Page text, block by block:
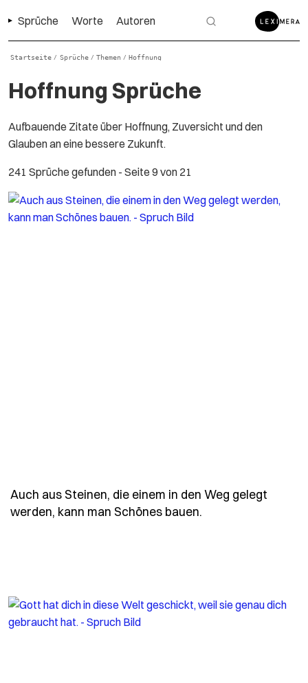
Sprüche Worte Autoren
Startseite / Sprüche / Themen / Hoffnung
Hoffnung Sprüche
Aufbauende Zitate über Hoffnung, Zuversicht und den
Glauben an eine bessere Zukunft.
241 Sprüche gefunden - Seite 9 von 21
Auch aus Steinen, die einem in den Weg gelegt
werden, kann man Schönes bauen.